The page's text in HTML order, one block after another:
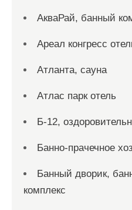
АкваРай, банный
Ареал конгресс
Атланта, сауна
Атлас парк отель
Б-12,
Банно-прачечное
Банный дворик,
комплекс